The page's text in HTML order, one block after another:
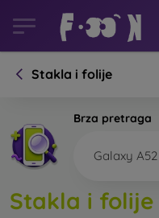
Stakla i folije
Brza pretraga
Galaxy A52
Stakla i folije